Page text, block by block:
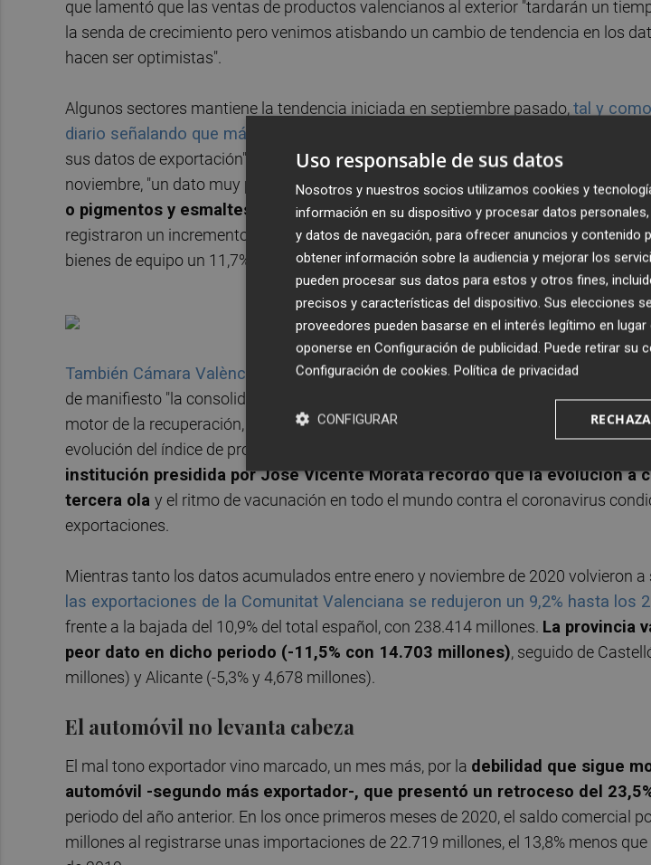
que lamentó que las ventas de productos valencianos al exterior "tardarán un
la senda de crecimiento pero venimos atisbando un cambio de tendencia en los
hacen ser optimistas".
Algunos sectores mantiene la tendencia iniciada en septiembre pasado,tal y
diario señalando que más de la mitad elevaron sus ventas entonces
sus datos de exportación"; y en cuanto a los datos provinciales se registran
noviembre, "un dato muy positivo", indicó Climent. Sectores como
o pigmentos y esmaltes presentaron subidas en noviembredonde los
registraron un incremento del 31% y pigmentos y esmaltes un 27%; los productos
bienes de equipo un 11,7%.
También Cámara València se mostró optimista sobre el dato de noviembre
de manifiesto "la consolidación de la senda de recuperación de las ventas en el
motor de la recuperación, especialmente para la industria valenciana, que queda
evolución del índice de producción industrial de la región frente a la media
institución presidida por José Vicente Morata recordó que la evolución a
tercera ola y el ritmo de vacunación en todo el mundo contra el coronavirus
exportaciones.
Mientras tanto los datos acumulados entre enero y noviembre de 2020 volvieron
las exportaciones de la Comunitat Valenciana se redujeron un 9,2% hasta los
frente a la bajada del 10,9% del total español, con 238.414 millones. La provincia
peor dato en dicho periodo (-11,5% con 14.703 millones), seguido de
millones) y Alicante (-5,3% y 4,678 millones).
El automóvil no levanta cabeza
El mal tono exportador vino marcado, un mes más, por la debilidad que sigue
automóvil -segundo más exportador-, que presentó un retroceso del
periodo del año anterior. En los once primeros meses de 2020, el saldo comercial
millones al registrarse unas importaciones de 22.719 millones, el 13,8% menos
Uso responsable de sus datos
Nosotros y nuestros socios utilizamos cookies y
información en su dispositivo y procesar datos
y datos de navegación, para ofrecer anuncios y contenido
obtener información sobre la audiencia y mejorar los
pueden procesar sus datos para estos y otros fines,
precisos y características del dispositivo. Sus elecciones
proveedores pueden basarse en el interés legítimo en
oponerse en Configuración de publicidad. Puede retirar su
Configuración de cookies. Política de privacidad
CONFIGURAR